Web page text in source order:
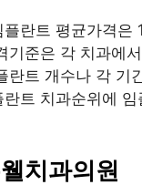
플란트 평균가격
기준은 각 치과에
란트 개수나 각 기
란트 치과순위에
치과의원